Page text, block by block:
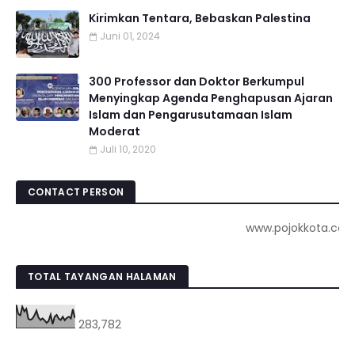
Kirimkan Tentara, Bebaskan Palestina
Juni 01, 2024
300 Professor dan Doktor Berkumpul
Menyingkap Agenda Penghapusan Ajaran
Islam dan Pengarusutamaan Islam
Moderat
Juli 10, 2020
CONTACT PERSON
www.pojokkota.com :
TOTAL TAYANGAN HALAMAN
283,782